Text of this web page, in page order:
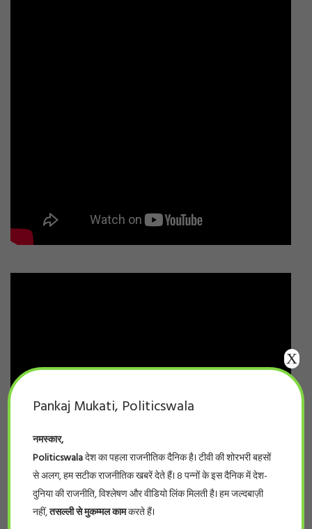
Pankaj Mukati, Politicswala
नमस्कार,
Politicswalaदेश का पहला राजनीतिक दैनिक है। टीवी की शोरभरी बहसों
से अलग, हम सटीक राजनीतिक खबरें देते हैं। 8 पन्नों के इस दैनिक में देश-
दुनिया की राजनीति, विश्लेषण और वीडियो लिंक मिलती है। हम जल्दबाज़ी
नहीं,तसल्ली से मुकम्मल कामकरते हैं।
X